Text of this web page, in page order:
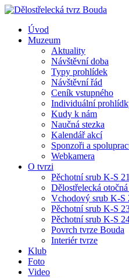
Úvod
Muzeum
Aktuality
Návštěvní doba
Typy prohlídek
Návštěvní řád
Ceník vstupného
Individuální
Kudy k nám
Naučná stezka
Kalendář akcí
Sponzoři a
Webkamera
O tvrzi
Pěchotní srub K-S 21
Dělostřelecká
Vchodový srub K-S
Pěchotní srub K-S
Pěchotní srub K-S
Povrch tvrze Bouda
Interiér tvrze
Klub
Foto
Video